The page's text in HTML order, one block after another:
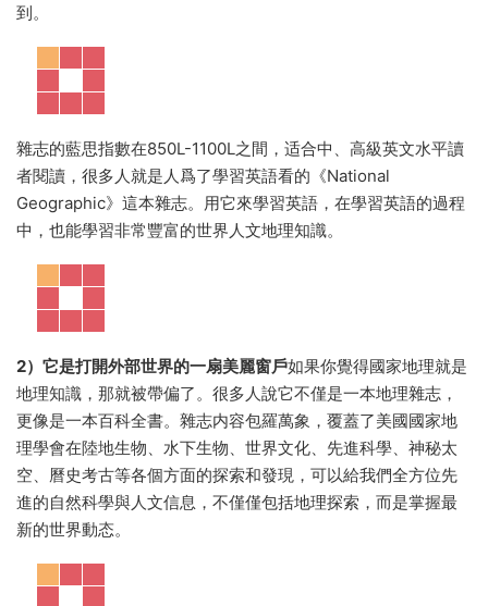
到。
雜志的藍思指數在850L-1100L之間，适合中、高級英文水平讀
者閱讀，很多人就是人爲了學習英語看的《National
Geographic》這本雜志。用它來學習英語，在學習英語的過程
中，也能學習非常豐富的世界人文地理知識。
2）它是打開外部世界的一扇美麗窗戶如果你覺得國家地理就是
地理知識，那就被帶偏了。很多人說它不僅是一本地理雜志，
更像是一本百科全書。雜志内容包羅萬象，覆蓋了美國國家地
理學會在陸地生物、水下生物、世界文化、先進科學、神秘太
空、曆史考古等各個方面的探索和發現，可以給我們全方位先
進的自然科學與人文信息，不僅僅包括地理探索，而是掌握最
新的世界動态。